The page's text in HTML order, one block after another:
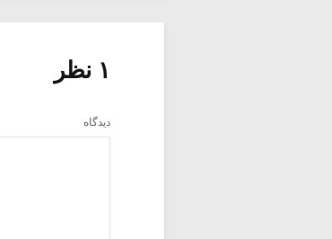
۱ نظر
دیدگاه